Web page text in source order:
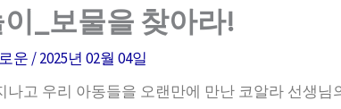
_보물을 찾아라!
운 /2025년 02월 04일
나고 우리 아동들을 오랜만에 만난 코알라 선생님